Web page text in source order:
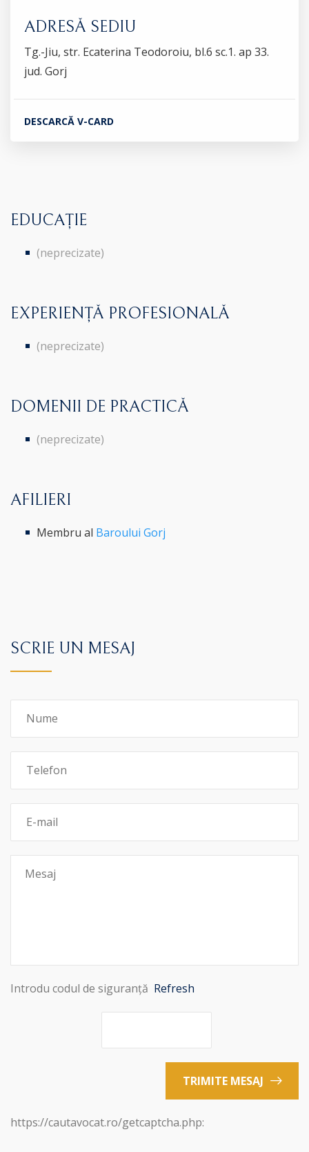
ADRESĂ SEDIU
Tg.-Jiu, str. Ecaterina Teodoroiu, bl.6 sc.1. ap 33.
jud. Gorj
DESCARCĂ V-CARD
EDUCAȚIE
(neprecizate)
EXPERIENȚĂ PROFESIONALĂ
(neprecizate)
DOMENII DE PRACTICĂ
(neprecizate)
AFILIERI
Membru al Baroului Gorj
SCRIE UN MESAJ
Introdu codul de siguranță Refresh
TRIMITE MESAJ
https://cautavocat.ro/getcaptcha.php: